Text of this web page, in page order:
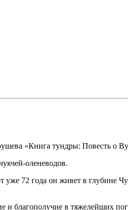
«Книга тундры: Повесть о
оленеводов.
72 года он живет в глубине
и благополучие в тяжелейших